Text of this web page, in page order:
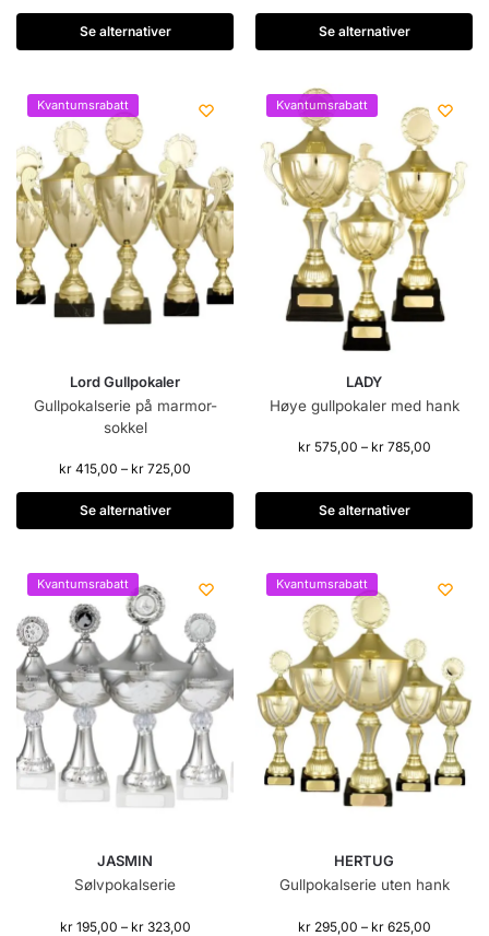
Se alternativer Se alternativer
Kvantumsrabatt
Lord Gullpokaler
Gullpokalserie på marmor-
sokkel
kr 415,00 – kr 725,00
Se alternativer
Kvantumsrabatt
LADY
Høye gullpokaler med hank
kr575,00 – kr785,00
Se alternativer
Kvantumsrabatt
JASMIN
Sølvpokalserie
kr195,00 – kr323,00
Kvantumsrabatt
HERTUG
Gullpokalserie uten hank
kr295,00 – kr625,00